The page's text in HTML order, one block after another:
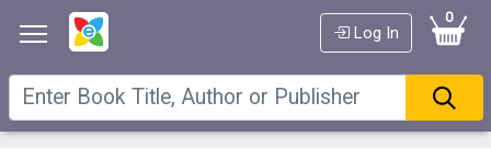
Log In
0